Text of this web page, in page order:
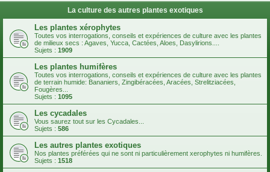
La culture des autres plantes exotiques
Les plantes xérophytes
Toutes vos interrogations, conseils et expériences de culture avec les plantes
de milieux secs : Agaves, Yucca, Cactées, Aloes, Dasylirions....
Sujets : 1909
Les plantes humifères
Toutes vos interrogations, conseils et expériences de culture avec les plantes
de terrain humide: Bananiers, Zingibéracées, Aracées, Strelitziacées,
Fougères...
Sujets : 1095
Les cycadales
Vous saurez tout sur les Cycadales...
Sujets : 586
Les autres plantes exotiques
Nos plantes préférées qui ne sont ni particulièrement xerophytes ni humifères.
Sujets : 1518